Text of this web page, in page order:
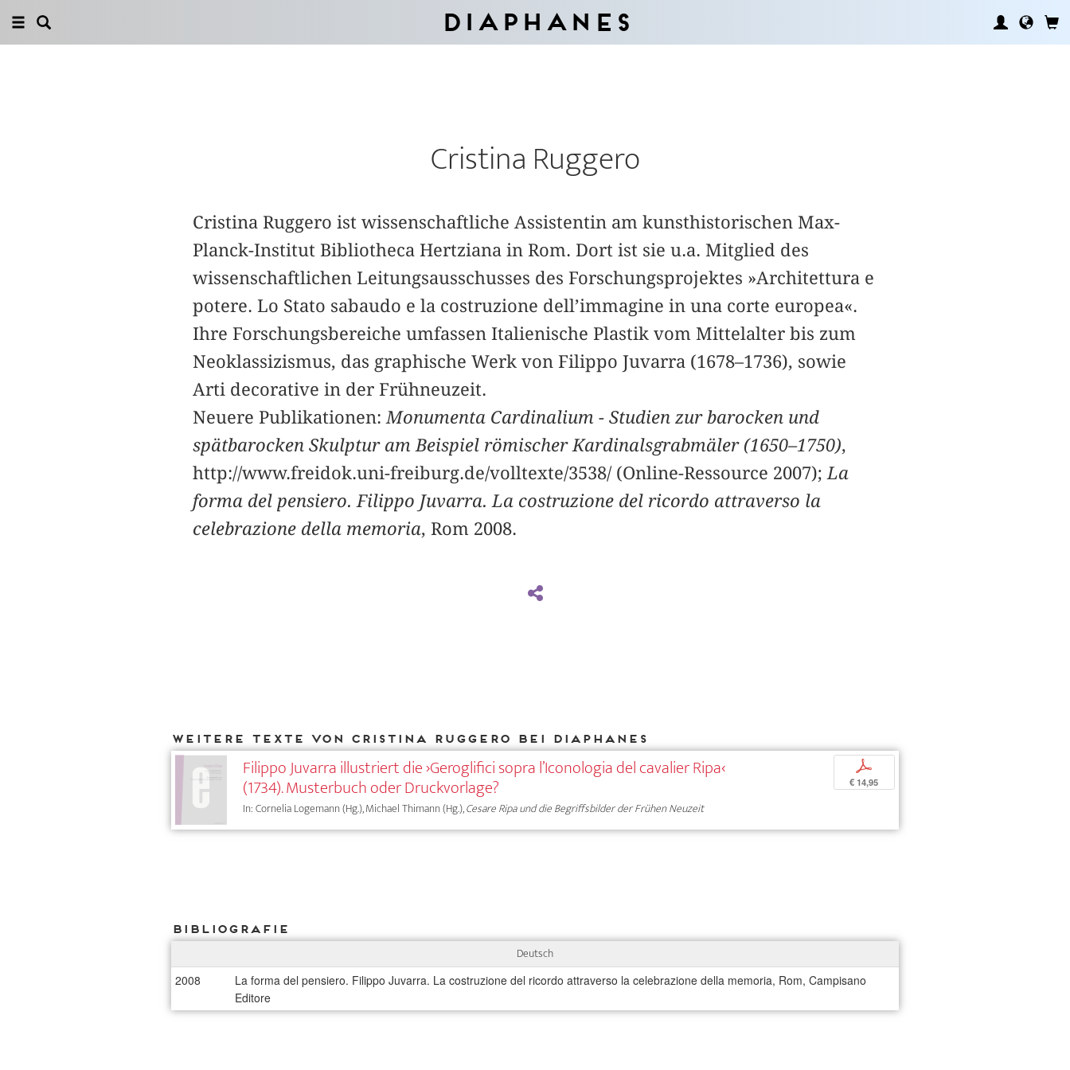
Diaphanes
Cristina Ruggero
Cristina Ruggero ist wissenschaftliche Assistentin am kunsthistorischen Max-
Planck-Institut Bibliotheca Hertziana in Rom. Dort ist sie u.a. Mitglied des
wissenschaftlichen Leitungsausschusses des Forschungsprojektes »Architettura e
potere. Lo Stato sabaudo e la costruzione dell’immagine in una corte europea«.
Ihre Forschungsbereiche umfassen Italienische Plastik vom Mittelalter bis zum
Neoklassizismus, das graphische Werk von Filippo Juvarra (1678–1736), sowie
Arti decorative in der Frühneuzeit.
Neuere Publikationen: Monumenta Cardinalium - Studien zur barocken und
spätbarocken Skulptur am Beispiel römischer Kardinalsgrabmäler (1650–1750),
http://www.freidok.uni-freiburg.de/volltexte/3538/ (Online-Ressource 2007); La
forma del pensiero. Filippo Juvarra. La costruzione del ricordo attraverso la
celebrazione della memoria, Rom 2008.
Weitere Texte von Cristina Ruggero bei DIAPHANES
Filippo Juvarra illustriert die ›Geroglifici sopra l’Iconologia del cavalier Ripa‹
(1734). Musterbuch oder Druckvorlage?
In: Cornelia Logemann (Hg.), Michael Thimann (Hg.),Cesare Ripa und die Begriffsbilder der Frühen Neuzeit
p
€ 14,95
Bibliografie
Deutsch
2008
La forma del pensiero. Filippo Juvarra. La costruzione del ricordo attraverso la celebrazione della memoria, Rom, Campisano
Editore